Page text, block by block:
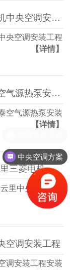
海韵茗庭三菱电机中央空调安装工程
央空调安装工程
【详情】
半岛花园纽恩泰空气源热泵安装工程
空气源热泵安装
【详情】
中骏-雍景湾青云里三菱电机空调安装工程
里中央空调安
【详情】
空调安装工程
调安装工程安装
中央空调方案